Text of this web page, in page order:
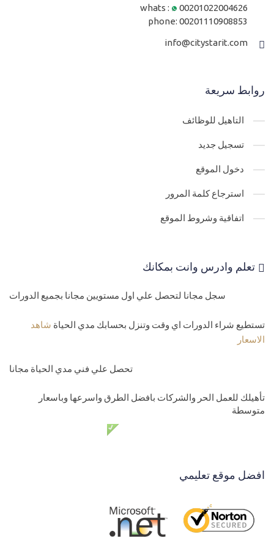
whats :
00201022004626
phone: 00201110908853
info@citystarit.com
روابط سريعة
التاهيل للوظائف
تسجيل جديد
دخول الموقع
استرجاع كلمة المرور
اتفاقية وشروط الموقع
تعلم وادرس وانت بمكانك
سجل مجانا لتحصل علي اول مستويين مجانا بجميع الدورات
تستطيع شراء الدورات اي وقت وتنزل بحسابك مدي الحياة شاهد
الاسعار
تحصل علي فني مدي الحياة مجانا
تأهيلك للعمل الحر والشركات بافضل الطرق واسرعها وباسعار
متوسطة
افضل موقع تعليمي